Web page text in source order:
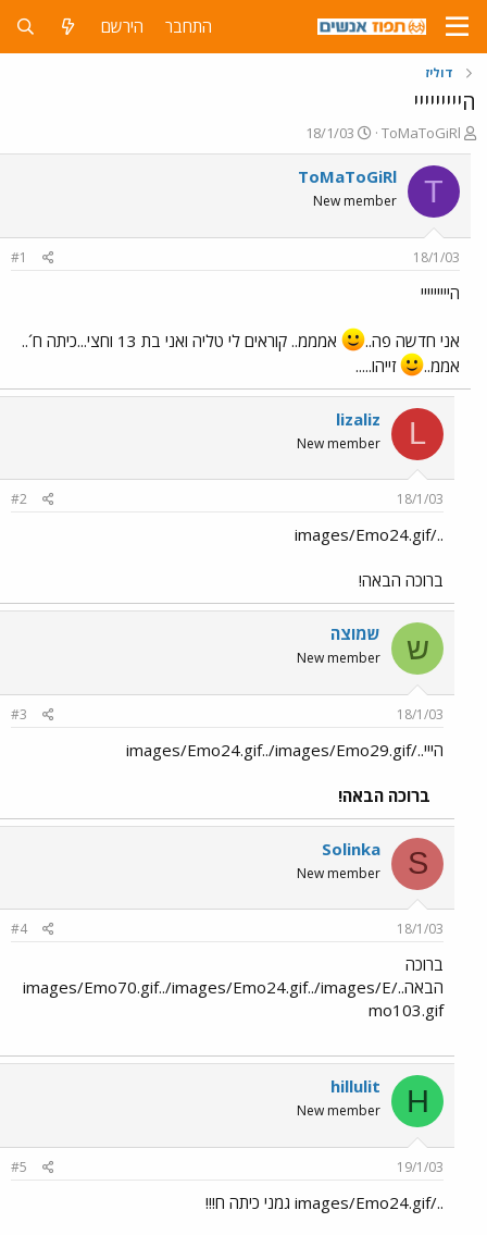
התחבר הירשם
דוליז
הייייייייי
פ
ו
ת
ח
ה
ש
א
ToMaToGiRl
פ
ו
ר
ם
ך
18/1/03
T
ToMaToGiRl
New member
18/1/03
#1
הייייייייי
אני חדשה פה..
אמממ.. קוראים לי טליה ואני בת 13 וחצי...כיתה ח´..
אממ..
זייהו.....
L
lizaliz
New member
18/1/03
#2
../images/Emo24.gif
ברוכה הבאה!
ש שמוצה
New member
18/1/03
#3
הייי../images/Emo24.gif../images/Emo29.gif
ברוכה הבאה!
S
Solinka
New member
18/1/03
#4
ברוכה
הבאה../images/Emo70.gif../images/Emo24.gif../images/E
mo103.gif
H
hillulit
New member
19/1/03
#5
../images/Emo24.gif גמני כיתה ח!!!